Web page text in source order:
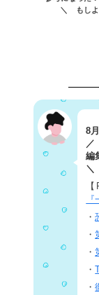
＼ もしよ
8
／
編
＼
・
・
・
・
・